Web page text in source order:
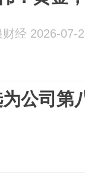
财经 2026-07-
公司第